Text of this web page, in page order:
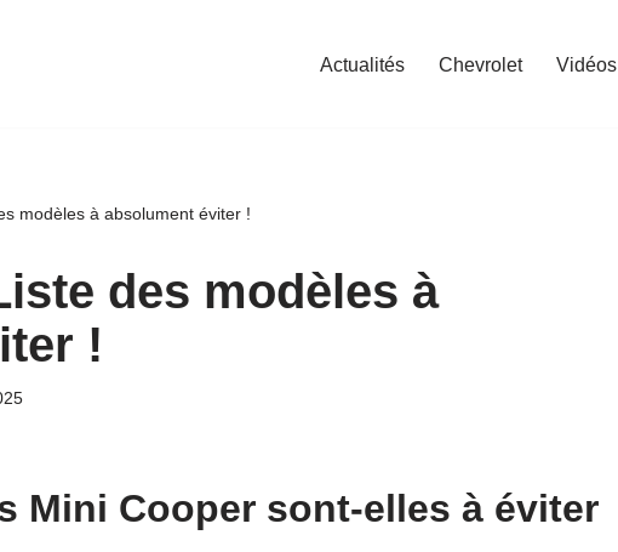
Actualités Chevrolet Vidéos
modèles à absolument éviter !
des modèles à
!
Mini Cooper sont-elles à éviter